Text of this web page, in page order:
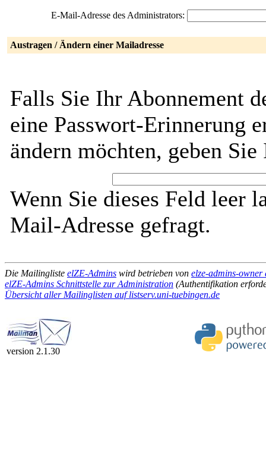
E-Mail-Adresse des Administrators:
Austragen / Ändern einer Mailadresse
Falls Sie Ihr Abonnement
eine Passwort-Erinnerung
ändern möchten, geben
Wenn Sie dieses Feld leer
Mail-Adresse gefragt.
Die Mailingliste elZE-Admins wird betrieben von elze-admins-owner
elZE-Admins Schnittstelle zur Administration (Authentifikation
Übersicht aller Mailinglisten auf listserv.uni-tuebingen.de
version 2.1.30